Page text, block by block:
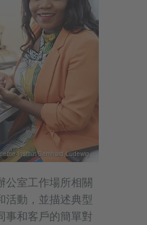
Institut/Bernhard Ludewig
公室工作場所相關
活動，並描述典型
事和客戶的簡單對